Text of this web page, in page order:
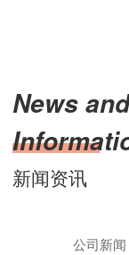
News and
新闻资讯
公司新闻